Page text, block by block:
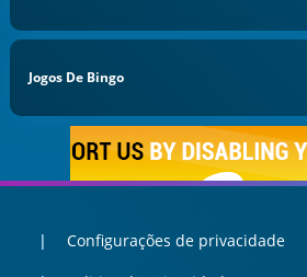
Jogos De Bingo
Configurações de privacidade